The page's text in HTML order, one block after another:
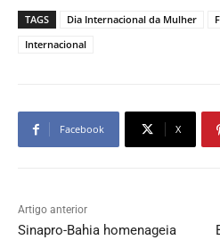
TAGS Dia Internacional da Mulher
Internacional
Facebook X
Artigo anterior
Sinapro-Bahia homenageia